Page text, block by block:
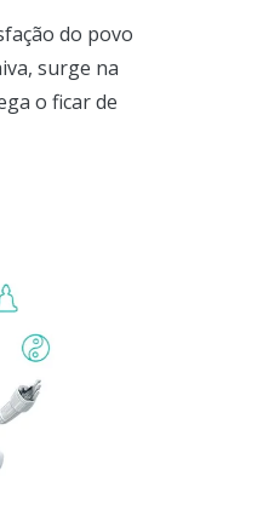
do povo
surge na
o ficar de